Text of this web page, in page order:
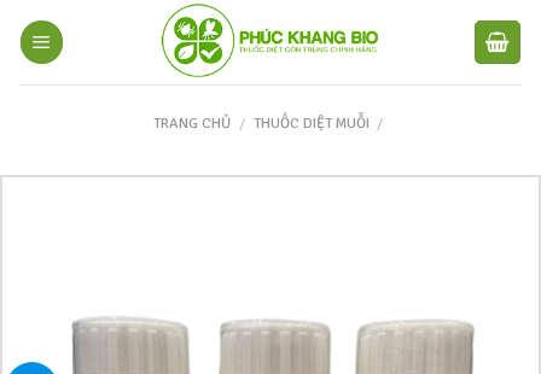
TRANG CHỦ / THUỐC DIỆT MUỖI /